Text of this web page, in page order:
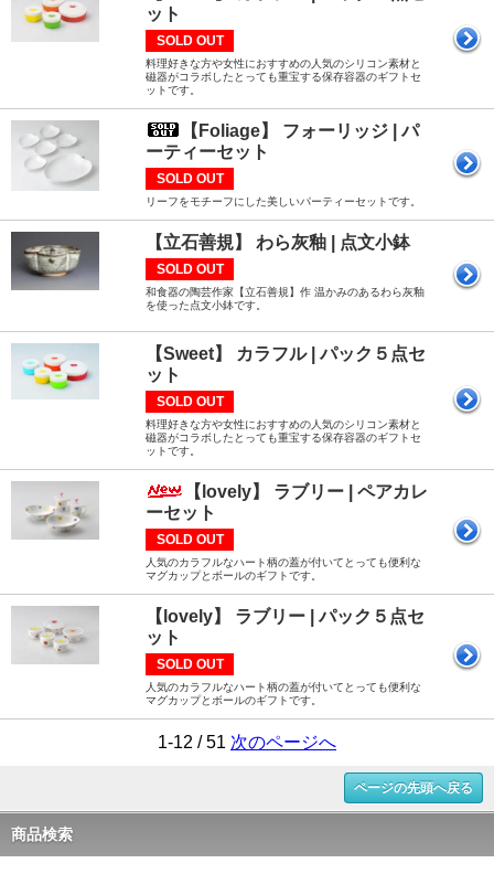
ット
SOLD OUT
料理好きな方や女性におすすめの人気のシリコン素材と
磁器がコラボしたとっても重宝する保存容器のギフトセ
ットです。
【Foliage】 フォーリッジ | パ
ーティーセット
SOLD OUT
リーフをモチーフにした美しいパーティーセットです。
【立石善規】 わら灰釉 | 点文小鉢
SOLD OUT
和食器の陶芸作家【立石善規】作 温かみのあるわら灰釉
を使った点文小鉢です。
【Sweet】 カラフル | パック５点セ
ット
SOLD OUT
料理好きな方や女性におすすめの人気のシリコン素材と
磁器がコラボしたとっても重宝する保存容器のギフトセ
ットです。
【lovely】 ラブリー | ペアカレ
ーセット
SOLD OUT
人気のカラフルなハート柄の蓋が付いてとっても便利な
マグカップとボールのギフトです。
【lovely】 ラブリー | パック５点セ
ット
SOLD OUT
人気のカラフルなハート柄の蓋が付いてとっても便利な
マグカップとボールのギフトです。
1-12 / 51 次のページへ
ページの先頭へ戻る
商品検索